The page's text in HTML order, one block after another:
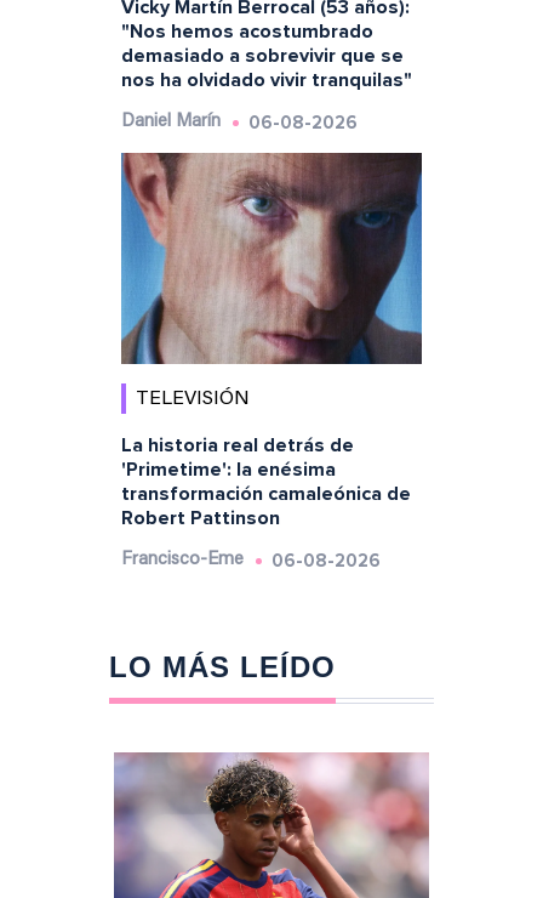
Vicky Martín Berrocal (53 años):
"Nos hemos acostumbrado
demasiado a sobrevivir que se
nos ha olvidado vivir tranquilas"
Daniel Marín 06-08-2026
TELEVISIÓN
La historia real detrás de
'Primetime': la enésima
transformación camaleónica de
Robert Pattinson
Francisco-Eme 06-08-2026
LO MÁS LEÍDO